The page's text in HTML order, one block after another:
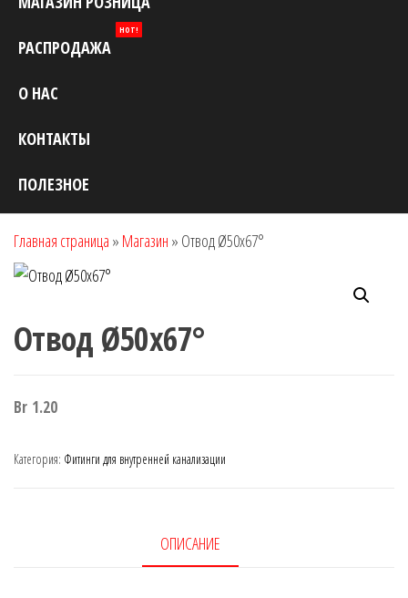
РАСПРОДАЖА
HOT!
О НАС
КОНТАКТЫ
ПОЛЕЗНОЕ
Главная страница » Магазин » Отвод Ø50х67°
Отвод Ø50х67°
Br 1.20
Категория: Фитинги для внутренней канализации
ОПИСАНИЕ